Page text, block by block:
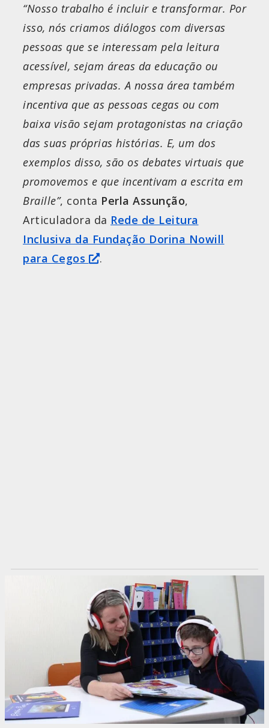
“Nosso trabalho é incluir e transformar. Por
isso, nós criamos diálogos com diversas
pessoas que se interessam pela leitura
acessível, sejam áreas da educação ou
empresas privadas. A nossa área também
incentiva que as pessoas cegas ou com
baixa visão sejam protagonistas na criação
das suas próprias histórias. E, um dos
exemplos disso, são os debates virtuais que
promovemos e que incentivam a escrita em
Braille”, conta Perla Assunção,
Articuladora da Rede de Leitura
Inclusiva da Fundação Dorina Nowill
para Cegos
.